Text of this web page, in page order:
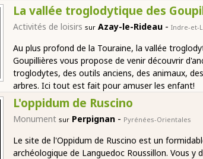
La vallée troglodytique des
Activités de loisirs sur Azay-le-Rideau - Indre-et-
Au plus profond de la Touraine, la vallée
Goupillières vous propose de venir découvrir
troglodytes, des outils anciens, des animaux,
arbres. Ici tout est fait pour amuser les enfant!
L'oppidum de Ruscino
Monument sur Perpignan - Pyrénées-Orientales
Le site de l'Oppidum de Ruscino est un
archéologique de Languedoc Roussillon. Vous y